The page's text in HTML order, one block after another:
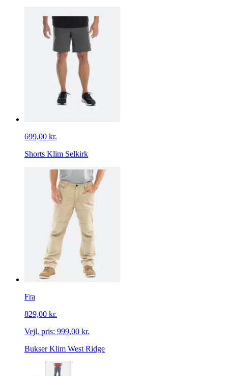
699,00 kr.
Shorts Klim Selkirk
Fra
829,00 kr.
Vejl. pris: 999,00 kr.
Bukser Klim West Ridge